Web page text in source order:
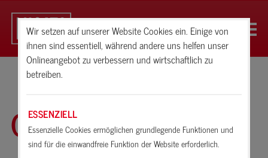
Wir setzen auf unserer Website Cookies ein. Einige von
ihnen sind essentiell, während andere uns helfen unser
Onlineangebot zu verbessern und wirtschaftlich zu
betreiben.
ESSENZIELL
Essenzielle Cookies ermöglichen grundlegende Funktionen und
sind für die einwandfreie Funktion der Website erforderlich.
Glossar